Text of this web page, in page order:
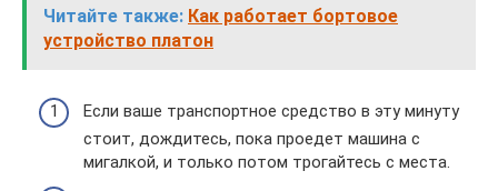
Читайте также: Как работает бортовое
устройство платон
Если ваше транспортное средство в эту минуту
стоит, дождитесь, пока проедет машина с
мигалкой, и только потом трогайтесь с места.